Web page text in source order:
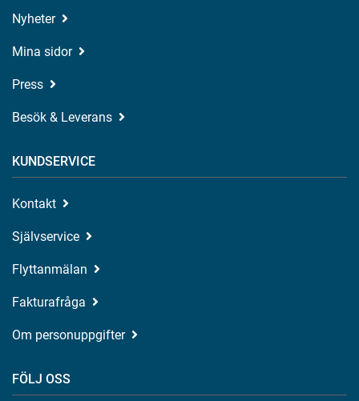
Nyheter
Mina sidor
Press
Besök & Leverans
KUNDSERVICE
Kontakt
Självservice
Flyttanmälan
Fakturafråga
Om personuppgifter
FÖLJ OSS